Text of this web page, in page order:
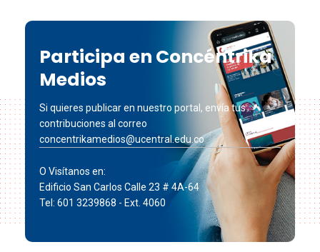
Participa en Concéntrika
Medios
Si quieres publicar en nuestro portal, envía tus
contribuciones al correo
concentrikamedios@ucentral.edu.co
O Visítanos en:
Edificio San Carlos Calle 23 # 4A-64
Tel: 601 3239868 - Ext. 4060